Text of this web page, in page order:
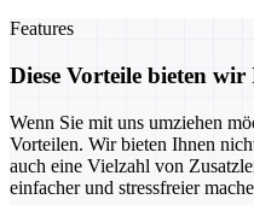
Features
Diese Vorteile bieten wir
Wenn Sie mit uns umziehen
Vorteilen. Wir bieten Ihnen
auch eine Vielzahl von
einfacher und stressfreier